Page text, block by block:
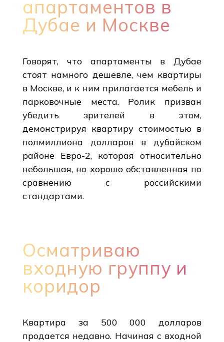
апартаментов в
Дубае и Москве
Говорят, что апартаменты в Дубае
стоят намного дешевле, чем квартиры
в Москве, и к ним прилагается мебель и
парковочные места. Ролик призван
убедить зрителей в этом,
демонстрируя квартиру стоимостью в
полмиллиона долларов в дубайском
районе Евро-2, которая относительно
небольшая, но хорошо обставленная по
сравнению с российскими
стандартами.
Осматриваю
входную группу и
коридор
Квартира за 500 000 долларов
продается недавно. Начиная с входной